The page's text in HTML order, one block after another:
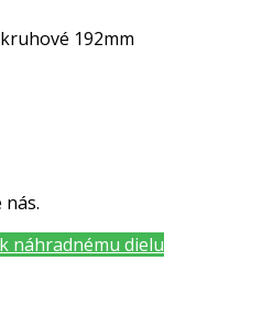
192mm
náhradnému dielu